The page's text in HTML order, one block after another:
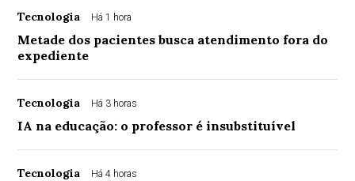
Tecnologia Há 1 hora
Metade dos pacientes busca atendimento fora do
expediente
Tecnologia Há 3 horas
IA na educação: o professor é insubstituível
Tecnologia Há 4 horas